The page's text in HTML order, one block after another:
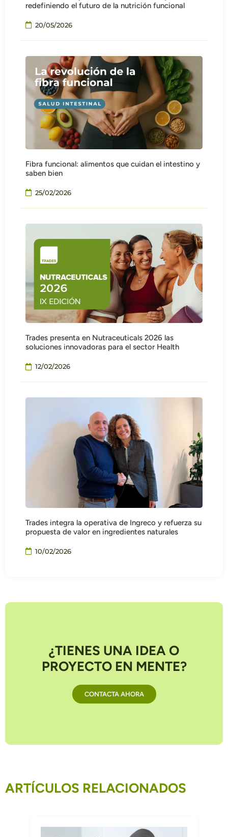
redefiniendo el futuro de la nutrición funcional
20/05/2026
Fibra funcional: alimentos que cuidan el intestino y
saben bien
25/02/2026
Trades presenta en Nutraceuticals 2026 las
soluciones innovadoras para el sector Health
12/02/2026
Trades integra la operativa de Ingreco y refuerza su
propuesta de valor en ingredientes naturales
10/02/2026
¿TIENES UNA IDEA O
PROYECTO EN MENTE?
CONTACTA AHORA
ARTÍCULOS RELACIONADOS